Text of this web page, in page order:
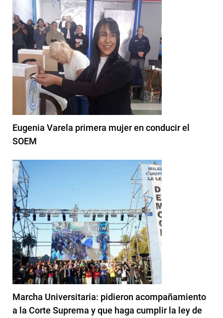
Eugenia Varela primera mujer en conducir el
SOEM
Marcha Universitaria: pidieron acompañamiento
a la Corte Suprema y que haga cumplir la ley de